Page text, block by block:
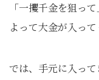
「一攫千金を狙っ
よって大金が入って
では、手元に入っ